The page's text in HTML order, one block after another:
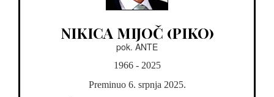
NIKICA MIJOČ (PIKO)
pok. ANTE
1966 - 2025
Preminuo 6. srpnja 2025.